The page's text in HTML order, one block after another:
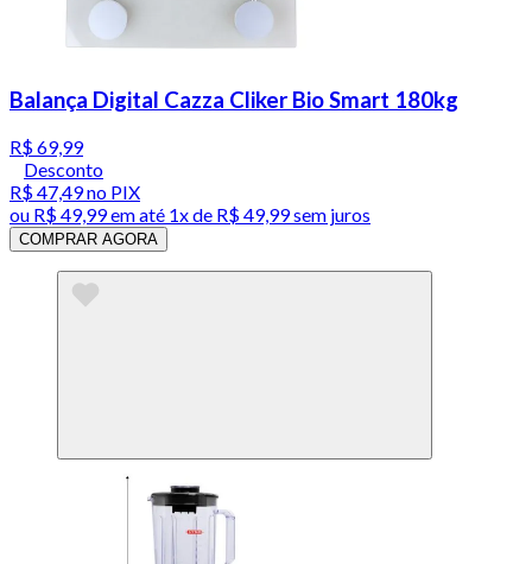
Balança Digital Cazza Cliker Bio Smart 180kg
R$ 69,99
Desconto
R$ 47,49no PIX
ou R$ 49,99em até 1x de R$ 49,99sem juros
COMPRAR AGORA